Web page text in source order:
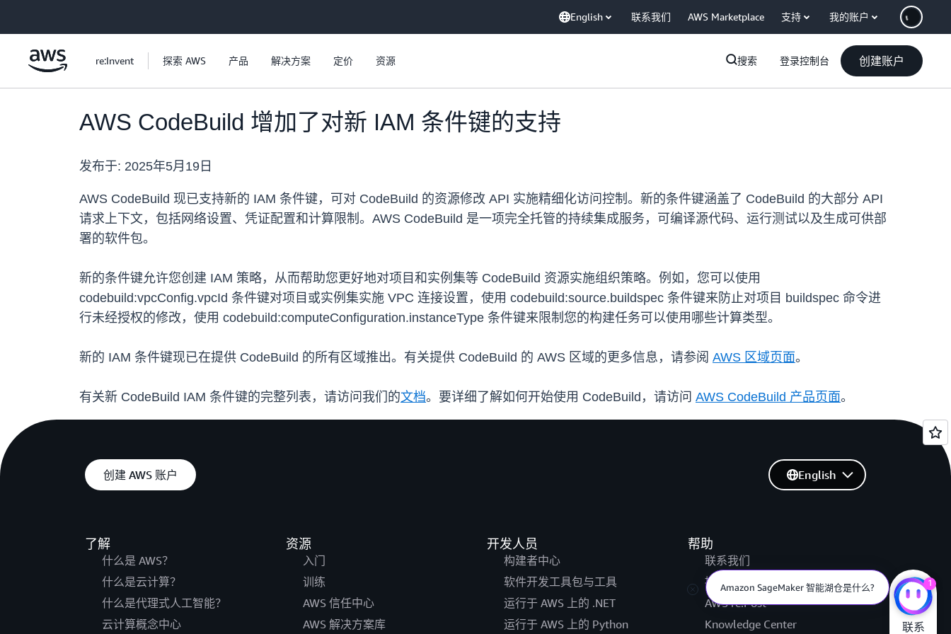
English 联系我们 AWS Marketplace 支持 我的账户
re:Invent 探索 AWS 产品 解决方案 定价 资源 搜索 登录控制台 创建账户
AWS CodeBuild 增加了对新 IAM 条件键的支持
发布于: 2025年5月19日
AWS CodeBuild 现已支持新的 IAM 条件键，可对 CodeBuild 的资源修改 API 实施精细化访问控制。新的条件键涵盖了 CodeBuild 的大部分 API
请求上下文，包括网络设置、凭证配置和计算限制。AWS CodeBuild 是一项完全托管的持续集成服务，可编译源代码、运行测试以及生成可供部
署的软件包。
新的条件键允许您创建 IAM 策略，从而帮助您更好地对项目和实例集等 CodeBuild 资源实施组织策略。例如，您可以使用
codebuild:vpcConfig.vpcId 条件键对项目或实例集实施 VPC 连接设置，使用 codebuild:source.buildspec 条件键来防止对项目 buildspec 命令进
行未经授权的修改，使用 codebuild:computeConfiguration.instanceType 条件键来限制您的构建任务可以使用哪些计算类型。
新的 IAM 条件键现已在提供 CodeBuild 的所有区域推出。有关提供 CodeBuild 的 AWS 区域的更多信息，请参阅 AWS 区域页面。
有关新 CodeBuild IAM 条件键的完整列表，请访问我们的文档。要详细了解如何开始使用 CodeBuild，请访问 AWS CodeBuild 产品页面。
创建 AWS 账户
了解
什么是 AWS？
什么是云计算？
什么是代理式人工智能？
云计算概念中心
资源
入门
训练
AWS 信任中心
AWS 解决方案库
开发人员
构建者中心
软件开发工具包与工具
运行于 AWS 上的 .NET
运行于 AWS 上的 Python
帮助
联系我们
提交支持工单
AWS re:Post
Knowledge Center
English
Amazon SageMaker 智能湖仓是什么? 1
联系